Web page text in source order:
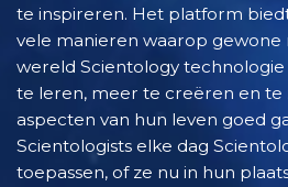
te inspireren. Het platform
vele manieren waarop gewone
wereld Scientology
te leren, meer te creëren en te
aspecten van hun leven goed
Scientologists elke dag
toepassen, of ze nu in hun